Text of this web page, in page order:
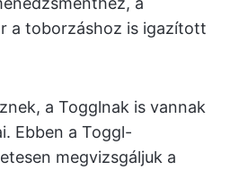
a toborzáshoz is igazított
a Togglnak is vannak
Ebben a Toggl-
megvizsgáljuk a